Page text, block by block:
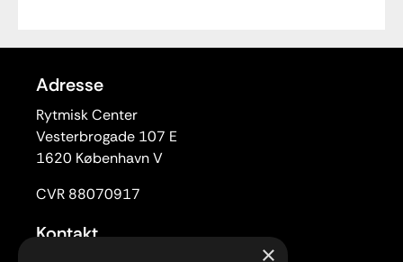
Adresse
Rytmisk Center
Vesterbrogade 107 E
1620 København V
CVR 88070917
Kontakt
×